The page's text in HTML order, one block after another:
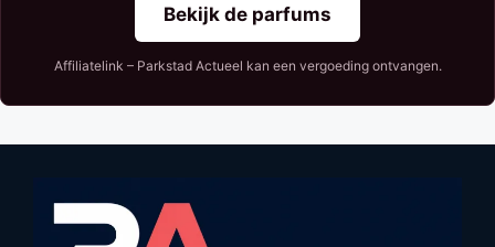
Bekijk de parfums
Affiliatelink – Parkstad Actueel kan een vergoeding ontvangen.